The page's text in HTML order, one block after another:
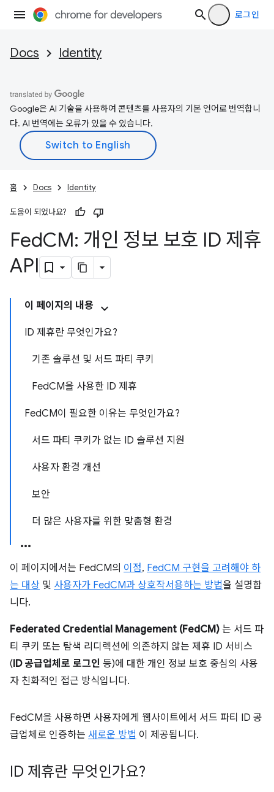
로그인
Docs Identity
Google은 AI 기술을 사용하여 콘텐츠를 사용자의 기본 언어로 번역합니
다. AI 번역에는 오류가 있을 수 있습니다.
홈 Docs Identity
도움이 되었나요?
FedCM: 개인 정보 보호 ID 제휴
API
이 페이지의 내용
ID 제휴란 무엇인가요?
기존 솔루션 및 서드 파티 쿠키
FedCM을 사용한 ID 제휴
FedCM이 필요한 이유는 무엇인가요?
서드 파티 쿠키가 없는 ID 솔루션 지원
사용자 환경 개선
보안
더 많은 사용자를 위한 맞춤형 환경
이 페이지에서는 FedCM의 이점, FedCM 구현을 고려해야 하
는 대상 및 사용자가 FedCM과 상호작서용하는 방법을 설명합
니다.
Federated Credential Management (FedCM) 는 서드 파
티 쿠키 또는 탐색 리디렉션에 의존하지 않는 제휴 ID 서비스
(ID 공급업체로 로그인 등)에 대한 개인 정보 보호 중심의 사용
자 친화적인 접근 방식입니다.
FedCM을 사용하면 사용자에게 웹사이트에서 서드 파티 ID 공
급업체로 인증하는 새로운 방법 이 제공됩니다.
ID 제휴란 무엇인가요?